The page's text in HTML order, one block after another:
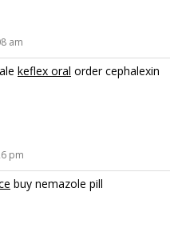
am
keflex oral order cephalexin
pm
buy nemazole pill